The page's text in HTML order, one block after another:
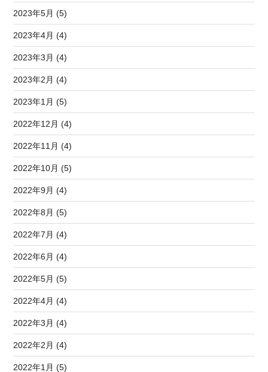
2023年5月 (5)
2023年4月 (4)
2023年3月 (4)
2023年2月 (4)
2023年1月 (5)
2022年12月 (4)
2022年11月 (4)
2022年10月 (5)
2022年9月 (4)
2022年8月 (5)
2022年7月 (4)
2022年6月 (4)
2022年5月 (5)
2022年4月 (4)
2022年3月 (4)
2022年2月 (4)
2022年1月 (5)